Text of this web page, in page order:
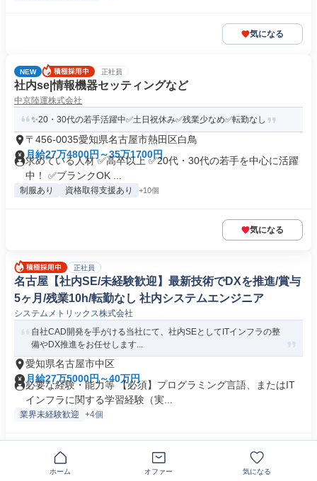
気になる
NEW 正社員
社内se|情報機器セッティングなど
中京陸運株式会社
✨20・30代の若手活躍中✅土日祝休み✅残業少なめ✅転勤なし
〒456-0035愛知県名古屋市熱田区白鳥
月給27万4800円～35万1700円
求めている人材 ✅高卒以上 ✅20代・30代の若手を中心に活躍
中！ ✅ブランクOK ...
制服あり 資格取得支援あり +10個
気になる
正社員
名古屋【社内SE/未経験歓迎】最新技術でDXを推進/賞与
5ヶ月/残業10h/転勤なし 社内システムエンジニア
システムメトリックス株式会社
自社CAD開発を手がける当社にて、社内SEとしてITインフラの整
備やDX推進をお任せします...
愛知県名古屋市中区
月給27万5000円～40万円
必要な経験・能力等 【必須】プログラミング言語、またはIT
インフラに関する学習経験（実...
業界未経験歓迎 +4個
気になる
ホーム オファー 気になる